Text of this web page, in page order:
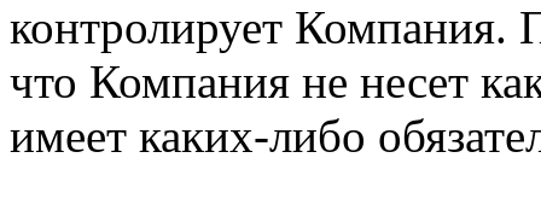
контролирует Компания.
что Компания не несет
имеет каких-либо